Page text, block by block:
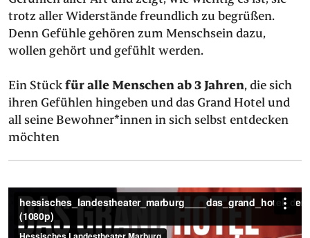
trotz aller Widerstände freundlich zu begrüßen.
Denn Gefühle gehören zum Menschsein dazu,
wollen gehört und gefühlt werden.
Ein Stückfür alle Menschen ab 3 Jahren, die sich
ihren Gefühlen hingeben und das Grand Hotel und
all seine Bewohner*innen in sich selbst entdecken
möchten